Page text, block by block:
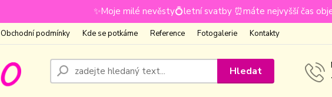
✨Moje milé nevěsty💍letní svatby ⏰máte nejvyšší čas
Obchodní podmínky Kde se potkáme Reference Fotogalerie Kontakty
Hledat